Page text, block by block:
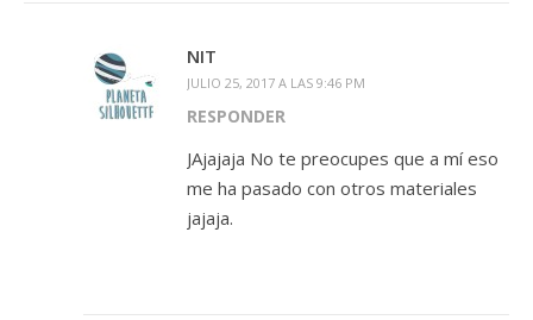
NIT
JULIO 25, 2017 A LAS 9:46 PM
RESPONDER
JAjajaja No te preocupes que a mí eso
me ha pasado con otros materiales
jajaja.